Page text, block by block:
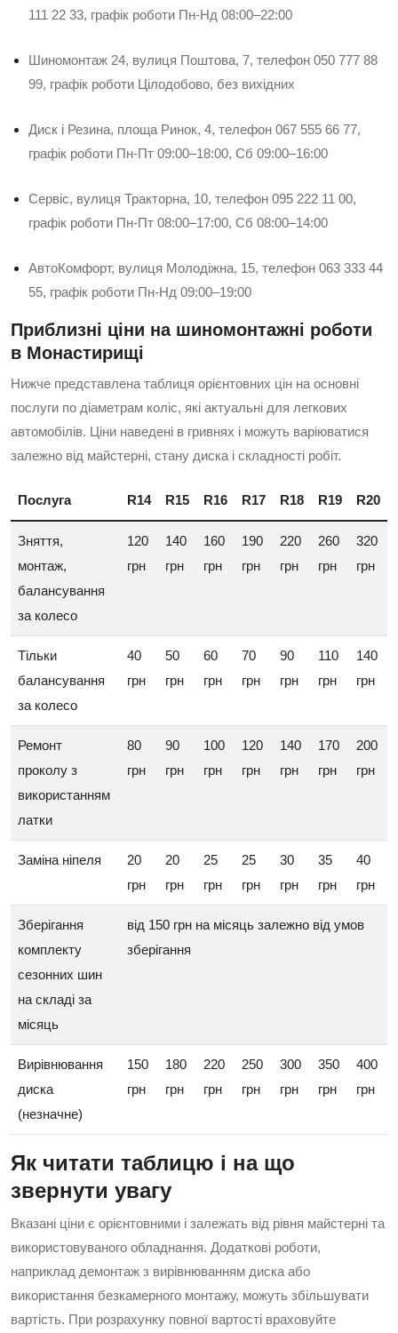
111 22 33, графік роботи Пн-Нд 08:00–22:00
Шиномонтаж 24, вулиця Поштова, 7, телефон 050 777 88
99, графік роботи Цілодобово, без вихідних
Диск і Резина, площа Ринок, 4, телефон 067 555 66 77,
графік роботи Пн-Пт 09:00–18:00, Сб 09:00–16:00
Сервіс, вулиця Тракторна, 10, телефон 095 222 11 00,
графік роботи Пн-Пт 08:00–17:00, Сб 08:00–14:00
АвтоКомфорт, вулиця Молодіжна, 15, телефон 063 333 44
55, графік роботи Пн-Нд 09:00–19:00
Приблизні ціни на шиномонтажні роботи
в Монастирищі
Нижче представлена таблиця орієнтовних цін на основні
послуги по діаметрам коліс, які актуальні для легкових
автомобілів. Ціни наведені в гривнях і можуть варіюватися
залежно від майстерні, стану диска і складності робіт.
Послуга R14 R15 R16 R17 R18 R19 R20
Зняття,
монтаж,
балансування
за колесо
120
грн
140
грн
160
грн
190
грн
220
грн
260
грн
320
грн
Тільки
балансування
за колесо
40
грн
50
грн
60
грн
70
грн
90
грн
110
грн
140
грн
Ремонт
проколу з
використанням
латки
80
грн
90
грн
100
грн
120
грн
140
грн
170
грн
200
грн
Заміна ніпеля
20
грн
20
грн
25
грн
25
грн
30
грн
35
грн
40
грн
Зберігання
комплекту
сезонних шин
на складі за
місяць
від 150 грн на місяць залежно від умов
зберігання
Вирівнювання
диска
(незначне)
150
грн
180
грн
220
грн
250
грн
300
грн
350
грн
400
грн
Як читати таблицю і на що
звернути увагу
Вказані ціни є орієнтовними і залежать від рівня майстерні та
використовуваного обладнання. Додаткові роботи,
наприклад демонтаж з вирівнюванням диска або
використання безкамерного монтажу, можуть збільшувати
вартість. При розрахунку повної вартості враховуйте